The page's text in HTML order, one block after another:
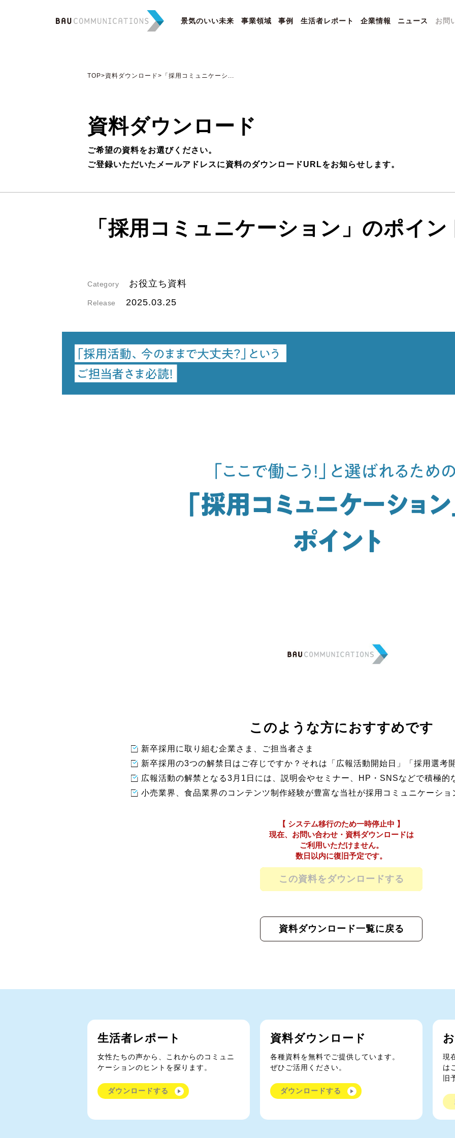
景気のいい未来 事業領域 事例 生活者レポート 企業情報 ニュース お問
TOP>資料ダウンロード>「採用コミュニケーシ...
資料ダウンロード
ご希望の資料をお選びください。
ご登録いただいたメールアドレスに資料のダウンロードURLをお知らせします。
「採用コミュニケーション」のポイン
Category お役立ち資料
Release 2025.03.25
このような方におすすめです
新卒採用に取り組む企業さま、ご担当者さま
新卒採用の3つの解禁日はご存じですか？それは「広報活動開始日」「採用選考
広報活動の解禁となる3月1日には、説明会やセミナー、HP・SNSなどで積極的
小売業界、食品業界のコンテンツ制作経験が豊富な当社が採用コミュニケーシ
この資料をダウンロードする
資料ダウンロード一覧に戻る
生活者レポート
女性たちの声から、これからのコミュニ
ケーションのヒントを探ります。
ダウンロードする
資料ダウンロード
各種資料を無料でご提供しています。
ぜひご活用ください。
ダウンロードする
現
は
旧